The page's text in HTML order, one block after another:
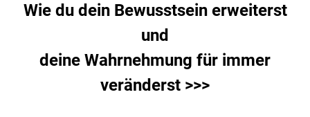
Wie du dein Bewusstsein erweiterst
und
deine Wahrnehmung für immer
veränderst >>>